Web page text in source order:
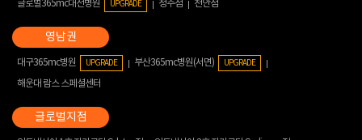
글로벌365mc대전병원 UPGRADE 청주점 천안점
대구365mc병원 UPGRADE 부산365mc병원(서면) UPGRADE
해운대 람스 스페셜센터